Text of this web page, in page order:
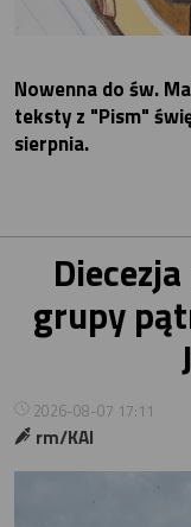
Nowenna do św.
teksty z "Pism"
sierpnia.
grupy
2026-08-07 17:11
rm/KAI